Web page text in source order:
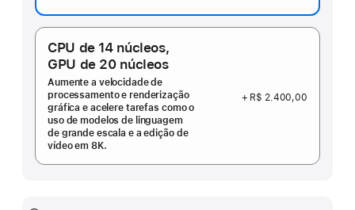
CPU de 14 núcleos,
GPU de 20 núcleos
Aumente a velocidade de
processamento e renderização
gráfica e acelere tarefas como o
uso de modelos de linguagem
de grande escala e a edição de
vídeo em 8K.
+ R$ 2.400,00